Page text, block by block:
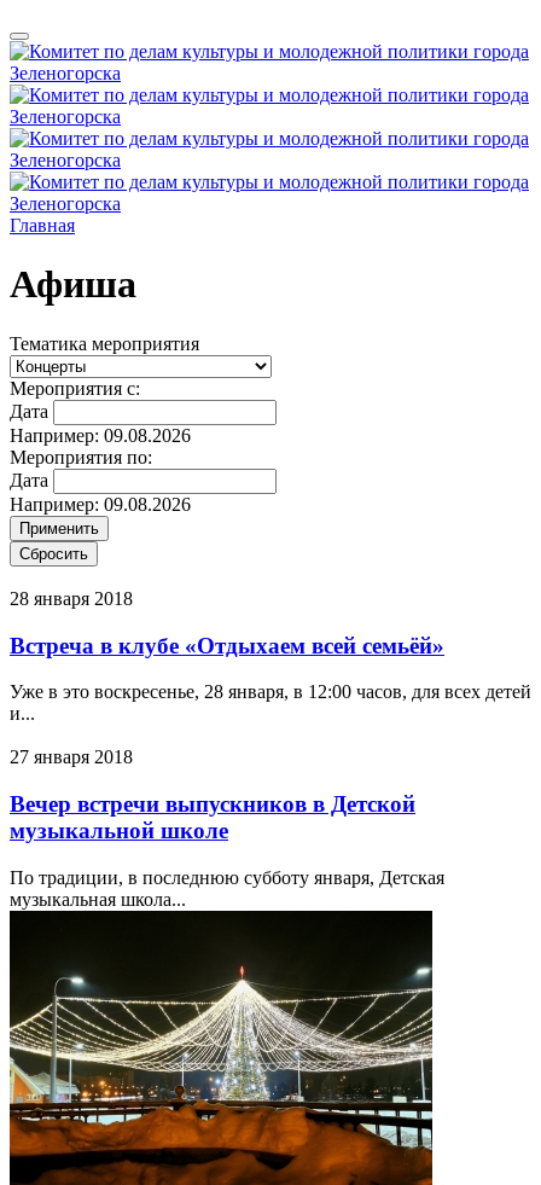
Главная
Афиша
Тематика мероприятия
Мероприятия с:
Дата
Например: 09.08.2026
Мероприятия по:
Дата
Например: 09.08.2026
28 января 2018
Встреча в клубе «Отдыхаем всей семьёй»
Уже в это воскресенье, 28 января, в 12:00 часов, для всех детей
и...
27 января 2018
Вечер встречи выпускников в Детской
музыкальной школе
По традиции, в последнюю субботу января, Детская
музыкальная школа...